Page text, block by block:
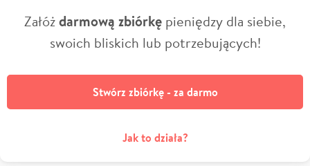
Załóżdarmową zbiórkę pieniędzy dla siebie,
swoich bliskich lub potrzebujących!
Stwórz zbiórkę - za darmo
Jak to działa?